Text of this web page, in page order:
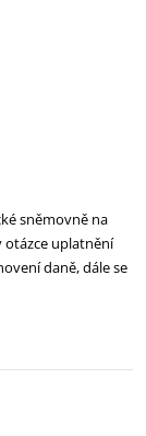
sněmovně na
otázce uplatnění
daně, dále se